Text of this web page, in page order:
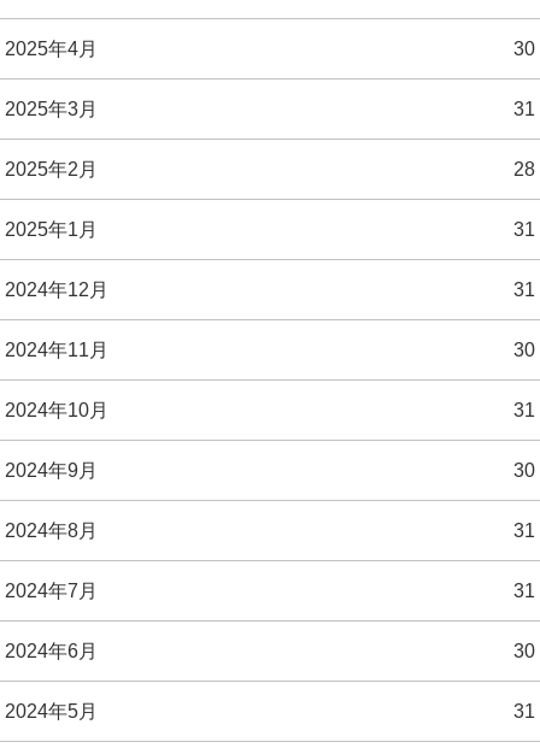
2025年4月 30
2025年3月 31
2025年2月 28
2025年1月 31
2024年12月 31
2024年11月 30
2024年10月 31
2024年9月 30
2024年8月 31
2024年7月 31
2024年6月 30
2024年5月 31